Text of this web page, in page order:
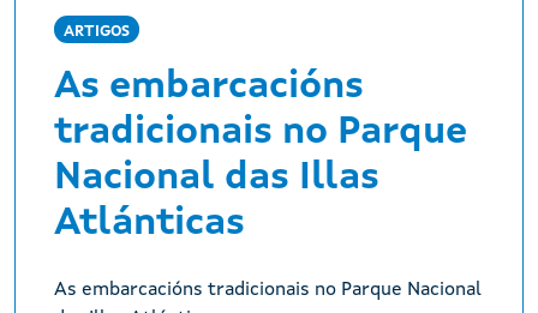
ARTIGOS
As embarcacións
tradicionais no Parque
Nacional das Illas
Atlánticas
As embarcacións tradicionais no Parque Nacional